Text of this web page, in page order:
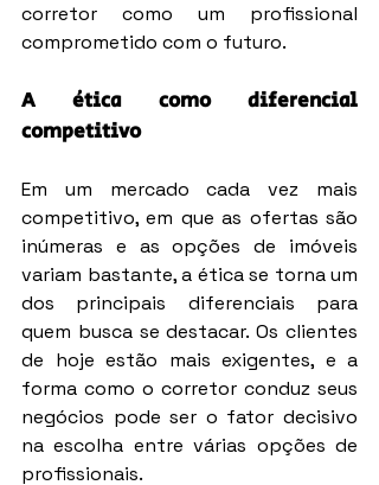
corretor como um profissional
comprometido com o futuro.
A ética como diferencial
competitivo
Em um mercado cada vez mais
competitivo, em que as ofertas são
inúmeras e as opções de imóveis
variam bastante, a ética se torna um
dos principais diferenciais para
quem busca se destacar. Os clientes
de hoje estão mais exigentes, e a
forma como o corretor conduz seus
negócios pode ser o fator decisivo
na escolha entre várias opções de
profissionais.